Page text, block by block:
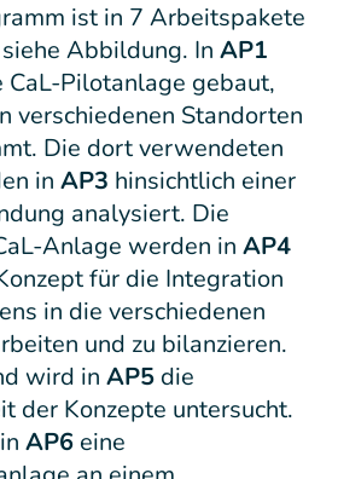
ist in 7 Arbeitspakete
Abbildung. In AP1
Pilotanlage gebaut,
verschiedenen Standorten
Die dort verwendeten
in AP3 hinsichtlich einer
analysiert. Die
Anlage werden in AP4
für die Integration
in die verschiedenen
und zu bilanzieren.
wird in AP5 die
der Konzepte untersucht.
AP6 eine